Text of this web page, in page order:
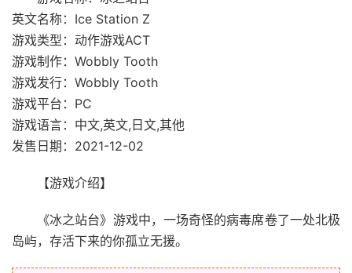
英文名称：Ice Station Z
游戏类型：动作游戏ACT
游戏制作：Wobbly Tooth
游戏发行：Wobbly Tooth
游戏平台：PC
游戏语言：中文,英文,日文,其他
发售日期：2021-12-02
【游戏介绍】
《冰之站台》游戏中，一场奇怪的病毒席卷了一处北极
岛屿，存活下来的你孤立无援。